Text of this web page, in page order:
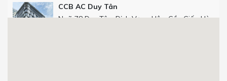
CCB AC Duy Tân
Ngõ 78 Duy Tân, Dịch Vọng Hậu, Cầu Giấy, Hà